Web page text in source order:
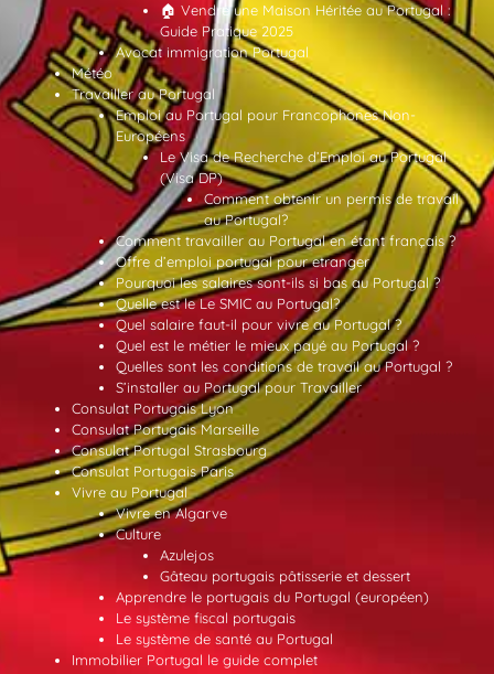
🏠 Vendre une Maison Héritée au Portugal :
Guide Pratique 2025
Avocat immigration Portugal
Météo
Travailler au Portugal
Emploi au Portugal pour Francophones Non-
Européens
Le Visa de Recherche d’Emploi au Portugal
(Visa DP)
Comment obtenir un permis de travail
au Portugal?
Comment travailler au Portugal en étant français ?
Offre d’emploi portugal pour etranger
Pourquoi les salaires sont-ils si bas au Portugal ?
Quelle est le Le SMIC au Portugal?
Quel salaire faut-il pour vivre au Portugal ?
Quel est le métier le mieux payé au Portugal ?
Quelles sont les conditions de travail au Portugal ?
S’installer au Portugal pour Travailler
Consulat Portugais Lyon
Consulat Portugais Marseille
Consulat Portugal Strasbourg
Consulat Portugais Paris
Vivre au Portugal
Vivre en Algarve
Culture
Azulejos
Gâteau portugais pâtisserie et dessert
Apprendre le portugais du Portugal (européen)
Le système fiscal portugais
Le système de santé au Portugal
Immobilier Portugal le guide complet